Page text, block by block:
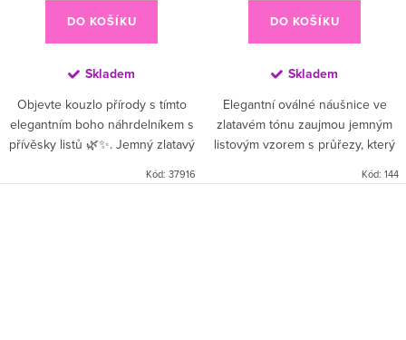
DO KOŠÍKU
Skladem
Objevte kouzlo přírody s tímto
elegantním boho náhrdelníkem s
přívěsky listů 🌿✨. Jemný zlatavý
Kód: 37916
DO KOŠÍKU
Skladem
Elegantní oválné náušnice ve
zlatavém tónu zaujmou jemným
listovým vzorem s průřezy, který
Kód: 144